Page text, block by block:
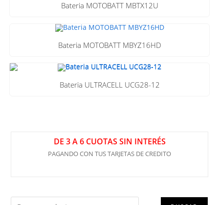
Bateria MOTOBATT MBTX12U
Bateria MOTOBATT MBYZ16HD
Bateria ULTRACELL UCG28-12
DE 3 A 6 CUOTAS SIN INTERÉS
PAGANDO CON TUS TARJETAS DE CREDITO